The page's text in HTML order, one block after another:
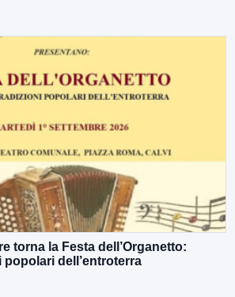
torna la Festa dell’Organetto:
dell’entroterra